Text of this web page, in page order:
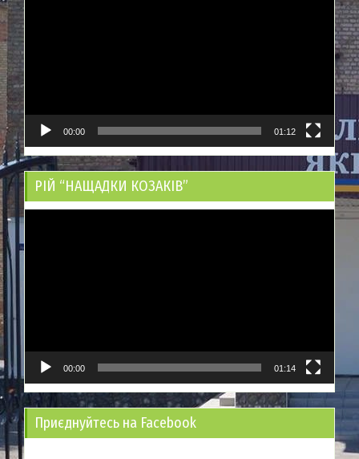
00:00 01:12
РІЙ “НАЩАДКИ КОЗАКІВ”
00:00 01:14
Приєднуйтесь на Facebook